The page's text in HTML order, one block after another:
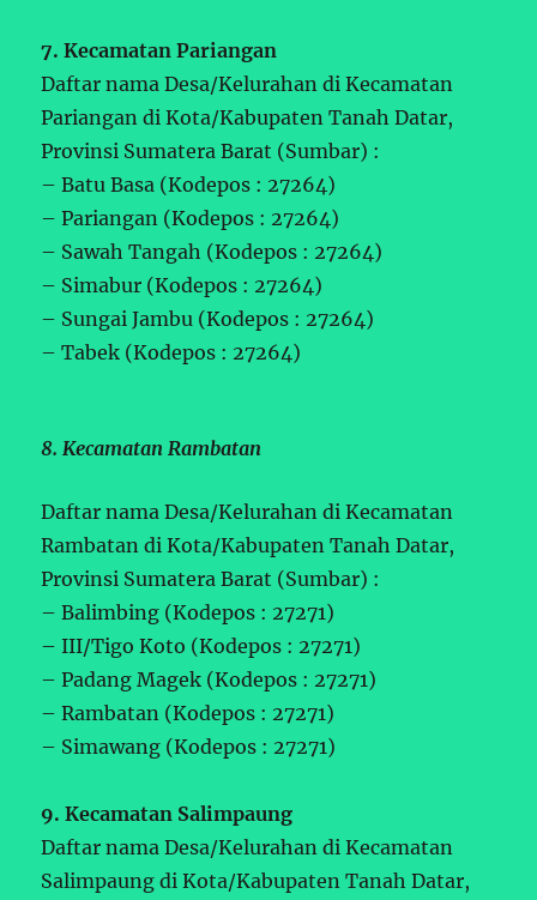
7. Kecamatan Pariangan
Daftar nama Desa/Kelurahan di Kecamatan
Pariangan di Kota/Kabupaten Tanah Datar,
Provinsi Sumatera Barat (Sumbar) :
– Batu Basa (Kodepos : 27264)
– Pariangan (Kodepos : 27264)
– Sawah Tangah (Kodepos : 27264)
– Simabur (Kodepos : 27264)
– Sungai Jambu (Kodepos : 27264)
– Tabek (Kodepos : 27264)
8. Kecamatan Rambatan
Daftar nama Desa/Kelurahan di Kecamatan
Rambatan di Kota/Kabupaten Tanah Datar,
Provinsi Sumatera Barat (Sumbar) :
– Balimbing (Kodepos : 27271)
– III/Tigo Koto (Kodepos : 27271)
– Padang Magek (Kodepos : 27271)
– Rambatan (Kodepos : 27271)
– Simawang (Kodepos : 27271)
9. Kecamatan Salimpaung
Daftar nama Desa/Kelurahan di Kecamatan
Salimpaung di Kota/Kabupaten Tanah Datar,